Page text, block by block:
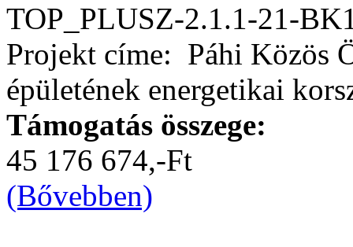
TOP_PLUSZ-2.1.1-21-
Projekt címe: Páhi Közös
épületének energetikai
Támogatás összege:
45 176 674,-Ft
(Bővebben)